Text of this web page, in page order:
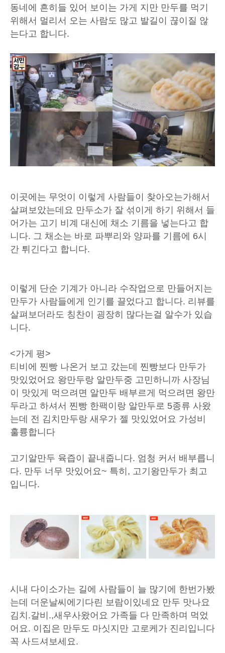
동네에 흔히들 있어 보이는 가게 지만 만두를 먹기
위해서 멀리서 오는 사람도 많고 발길이 끊이질 않
는다고 합니다.
이곳에는 무엇이 이렇게 사람들이 찾아오는가해서
살펴보았는데요 만두소가 잘 섞이게 하기 위해서 들
어가는 고기 비계 대신에 채소 기름을 넣는다고 합
니다. 그 채소는 바로 파뿌리와 양파를 기름에 6시
간 튀긴다고 합니다.
이렇게 단순 기계가 아니라 수작업으로 만들어지는
만두가 사람들에게 인기를 끌었다고 합니다. 리뷰를
살펴보더라도 칭찬이 굉장히 많다는걸 알수가 있습
니다.
<가게 평>
티비에 찐빵 나온거 보고 갔는데 찐빵보다 만두가
맛있었어요 왕만두랑 알만두중 고민하니까 사장님
이 맛있게 먹으려면 알만두 배부르게 먹으려면 왕만
두라고 하셔서 찐빵 한팩이랑 알만두로 5종류 사왔
는데 전 김치만두랑 새우가 젤 맛있었어요 가성비
훌륭합니다
고기알만두 육즙이 끝내줍니다. 엄청 커서 배부릅니
다. 만두 너무 맛있어요~ 특히, 고기왕만두가 최고
입니다.
시내 다이소가는 길에 사람들이 늘 많기에 한번가봤
는데 더운날씨에기다린 보람이있네요 만두 맛나요
김치.갈비.,새우사왔어요 가족들 다 만족하며 먹었
어요. 이집은 만두도 마싯지만 고로케가 진리입니다
꼭 사드셔보세요.